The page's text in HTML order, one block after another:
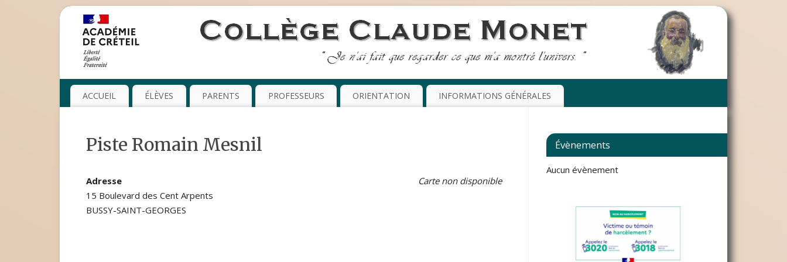
ACCUEIL ÉLÈVES PARENTS PROFESSEURS ORIENTATION INFORMATIONS GÉNÉRALES
Piste Romain Mesnil
Carte non disponible
Adresse
15 Boulevard des Cent Arpents
BUSSY-SAINT-GEORGES
Évènements
Aucun évènement